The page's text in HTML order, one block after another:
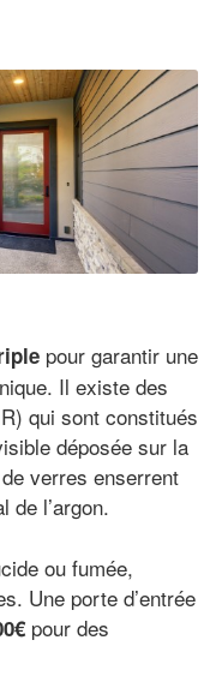
pour garantir une
Il existe des
qui sont constitués
déposée sur la
verres enserrent
de l’argon.
ou fumée,
Une porte d’entrée
pour des